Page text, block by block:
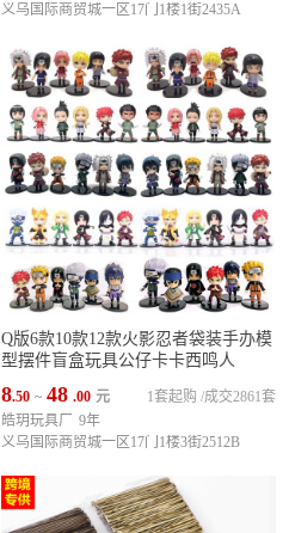
义乌国际商贸城一区17门1楼1街2435A
Q版6款10款12款火影忍者袋装手办模
型摆件盲盒玩具公仔卡卡西鸣人
8.50 ~ 48 .00 元 成交2861套
1套起购 /
皓玥玩具厂
9年
义乌国际商贸城一区17门1楼3街2512B